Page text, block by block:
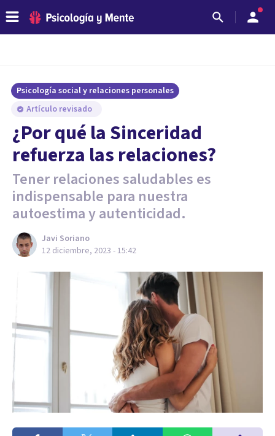
Psicología social y relaciones personales
Artículo revisado
¿Por qué la Sinceridad
refuerza las relaciones?
Tener relaciones saludables es
indispensable para nuestra
autoestima y autenticidad.
Javi Soriano
12 diciembre, 2023 - 15:42